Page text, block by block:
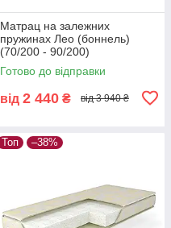
Матрац на залежних
пружинах Лео (боннель)
(70/200 - 90/200)
Готово до відправки
від 2 440 ₴ від 3 940 ₴
Топ –38%